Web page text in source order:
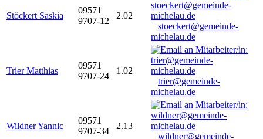
Stöckert Saskia
09571
9707-12
2.02
stoeckert@gemeinde-
michelau.de
Trier Matthias
09571
9707-24
1.02
trier@gemeinde-
michelau.de
Wildner Yannic
09571
9707-34
2.13
wildner@gemeinde-